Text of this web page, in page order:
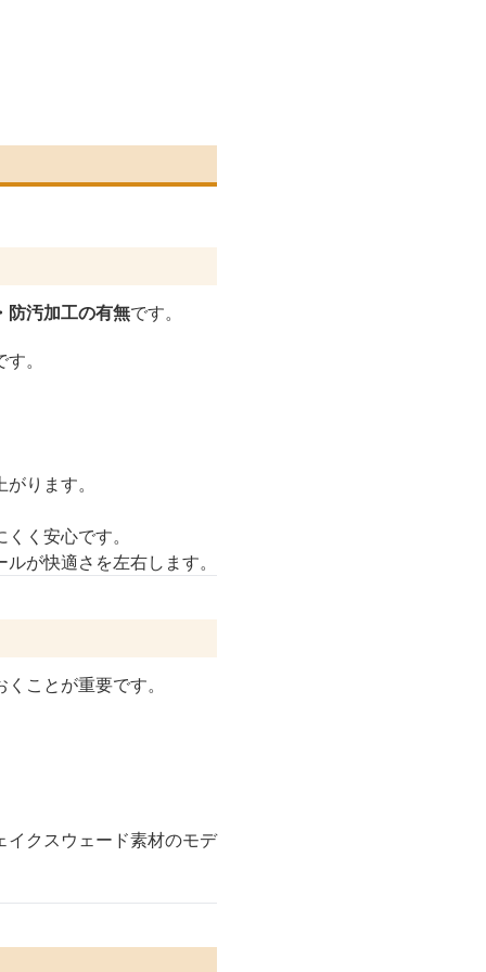
防汚加工の有無です。
。
ります。
く安心です。
が快適さを左右します。
ことが重要です。
クスウェード素材のモデ